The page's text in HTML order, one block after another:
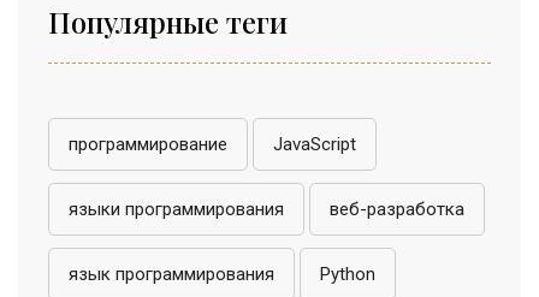
Популярные теги
программирование JavaScript
языки программирования веб-разработка
язык программирования Python